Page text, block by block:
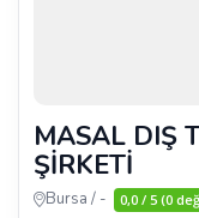
MASAL DIŞ
ŞİRKETİ
Bursa / - 0,0 / 5 (0